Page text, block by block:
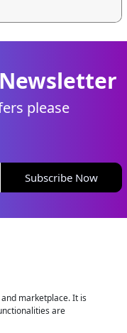
please
Subscribe Now
marketplace. It is
are